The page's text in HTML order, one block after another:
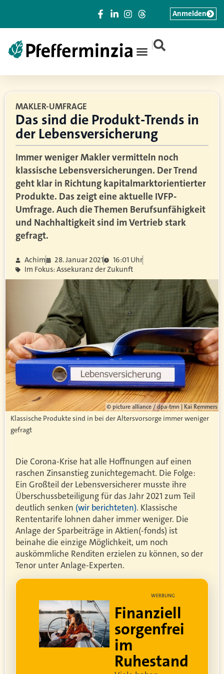
|
Anmelden
MAKLER-UMFRAGE
Das sind die Produkt-Trends in
der Lebensversicherung
Immer weniger Makler vermitteln noch
klassische Lebensversicherungen. Der Trend
geht klar in Richtung kapitalmarktorientierter
Produkte. Das zeigt eine aktuelle IVFP-
Umfrage. Auch die Themen Berufsunfähigkeit
und Nachhaltigkeit sind im Vertrieb stark
gefragt.
Achim 28. Januar 2021
16:01 Uhr
Im Fokus: Assekuranz der Zukunft
© picture alliance / dpa-tmn | Kai Remmers
Klassische Produkte sind in bei der Altersvorsorge immer weniger
gefragt
Die Corona-Krise hat alle Hoffnungen auf einen
raschen Zinsanstieg zunichtegemacht. Die Folge:
Ein Großteil der Lebensversicherer musste ihre
Überschussbeteiligung für das Jahr 2021 zum Teil
deutlich senken (wir berichteten). Klassische
Rententarife lohnen daher immer weniger. Die
Anlage der Sparbeiträge in Aktien(-fonds) ist
beinahe die einzige Möglichkeit, um noch
auskömmliche Renditen erzielen zu können, so der
Tenor unter Anlage-Experten.
WERBUNG
Lebe dein
bestes Leben
Um sorgenfrei in den
Ruhestand zu blicken,
braucht esprofessionelle